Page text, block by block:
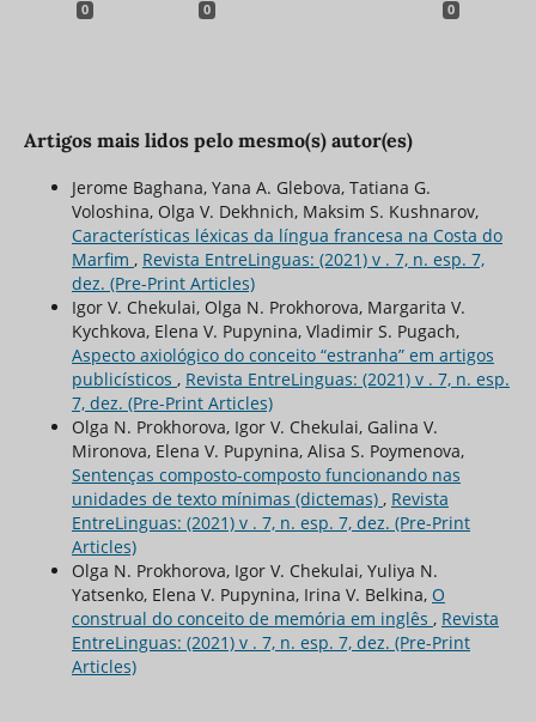
0 0 0
Artigos mais lidos pelo mesmo(s) autor(es)
Jerome Baghana, Yana A. Glebova, Tatiana G.
Voloshina, Olga V. Dekhnich, Maksim S. Kushnarov,
Características léxicas da língua francesa na Costa do
Marfim , Revista EntreLinguas: (2021) v . 7, n. esp. 7,
dez. (Pre-Print Articles)
Igor V. Chekulai, Olga N. Prokhorova, Margarita V.
Kychkova, Elena V. Pupynina, Vladimir S. Pugach,
Aspecto axiológico do conceito “estranha” em artigos
publicísticos , Revista EntreLinguas: (2021) v . 7, n. esp.
7, dez. (Pre-Print Articles)
Olga N. Prokhorova, Igor V. Chekulai, Galina V.
Mironova, Elena V. Pupynina, Alisa S. Poymenova,
Sentenças composto-composto funcionando nas
unidades de texto mínimas (dictemas) , Revista
EntreLinguas: (2021) v . 7, n. esp. 7, dez. (Pre-Print
Articles)
Olga N. Prokhorova, Igor V. Chekulai, Yuliya N.
Yatsenko, Elena V. Pupynina, Irina V. Belkina, O
construal do conceito de memória em inglês , Revista
EntreLinguas: (2021) v . 7, n. esp. 7, dez. (Pre-Print
Articles)